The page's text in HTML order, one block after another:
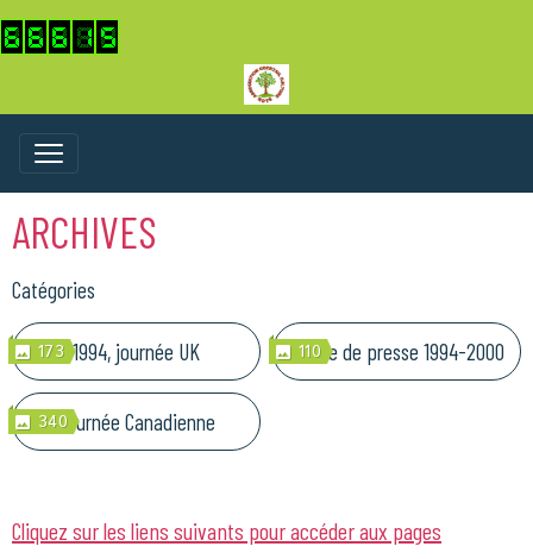
ARCHIVES
Catégories
173 1994, journée UK 110
Revue de presse 1994-2000
340Journée Canadienne
Cliquez sur les liens suivants pour accéder aux pages